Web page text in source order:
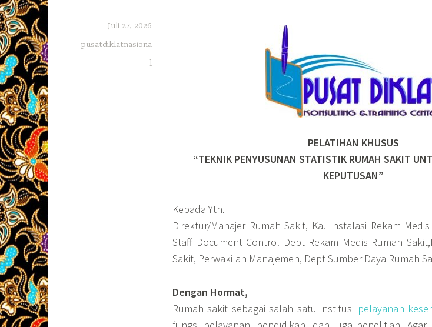
Juli 27, 2026
pusatdiklatnasiona
l
PELATIHAN KHUSUS
“TEKNIK PENYUSUNAN STATISTIK RUMAH SAKIT
KEPUTUSAN”
Kepada Yth.
Direktur/Manajer Rumah Sakit, Ka. Instalasi Rekam
Staff Document Control Dept Rekam Medis Rumah
Sakit, Perwakilan Manajemen, Dept Sumber Daya Rumah
Dengan Hormat,
Rumah sakit sebagai salah satu institusi pelayanan